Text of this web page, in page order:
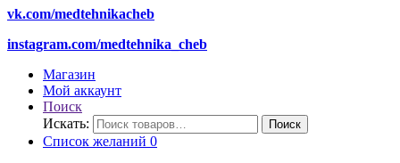
vk.com/medtehnikacheb
instagram.com/medtehnika_cheb
Магазин
Мой аккаунт
Поиск
Искать:
Поиск
Список желаний 0